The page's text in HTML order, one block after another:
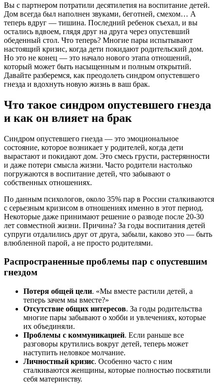
Вы с партнером потратили десятилетия на воспитание детей.
Дом всегда был наполнен звуками, беготней, смехом… А
теперь вдруг — тишина. Последний ребенок съехал, и вы
остались вдвоем, глядя друг на друга через опустевший
обеденный стол. Что теперь? Многие пары испытывают
настоящий кризис, когда дети покидают родительский дом.
Но это не конец — это начало нового этапа отношений,
который может быть насыщенным и полным открытий.
Давайте разберемся, как преодолеть синдром опустевшего
гнезда и вдохнуть новую жизнь в ваш брак.
Что такое синдром опустевшего гнезда
и как он влияет на брак
Синдром опустевшего гнезда — это эмоциональное
состояние, которое возникает у родителей, когда дети
вырастают и покидают дом. Это смесь грусти, растерянности
и даже потери смысла жизни. Часто родители настолько
погружаются в воспитание детей, что забывают о
собственных отношениях.
По данным психологов, около 35% пар в России сталкиваются
с серьезным кризисом в отношениях именно в этот период.
Некоторые даже принимают решение о разводе после 20-30
лет совместной жизни. Причина? За годы воспитания детей
супруги отдалились друг от друга, забыли, каково это — быть
влюбленной парой, а не просто родителями.
Распространенные проблемы пар с опустевшим
гнездом
Потеря общей цели. «Мы вместе растили детей, а
теперь зачем мы вместе?»
Отсутствие общих интересов. За годы родительства
многие пары забывают о хобби и увлечениях, которые
их объединяли.
Проблемы с коммуникацией. Если раньше все
разговоры крутились вокруг детей, теперь может
наступить неловкое молчание.
Личностный кризис. Особенно часто с ним
сталкиваются женщины, которые полностью посвятили
себя материнству.